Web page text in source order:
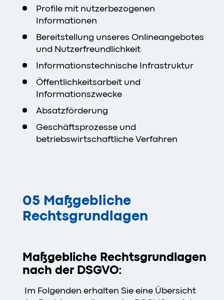
Profile mit nutzerbezogenen
Informationen
Bereitstellung unseres Onlineangebotes
und Nutzerfreundlichkeit
Informationstechnische Infrastruktur
Öffentlichkeitsarbeit und
Informationszwecke
Absatzförderung
Geschäftsprozesse und
betriebswirtschaftliche Verfahren
05 Maßgebliche
Rechtsgrundlagen
Maßgebliche Rechtsgrundlagen
nach der DSGVO:
Im Folgenden erhalten Sie eine Übersicht